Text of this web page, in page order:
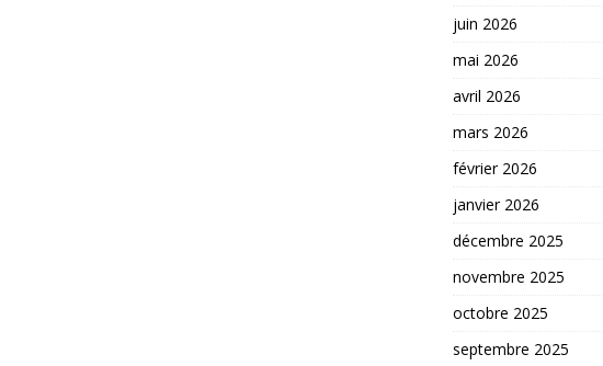
juin 2026
mai 2026
avril 2026
mars 2026
février 2026
janvier 2026
décembre 2025
novembre 2025
octobre 2025
septembre 2025